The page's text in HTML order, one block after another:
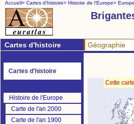
Accueil> Cartes d'histoire> Histoire de l'Europe>
Cartes d'histoire Géographie
Cartes d'histoire
Histoire de l'Europe
Carte de l'an 2000
Carte de l'an 1900
Cette